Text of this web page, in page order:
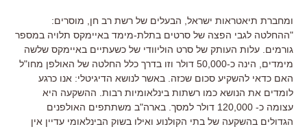
ומחברת תיאטראות ישראל, הבעלים של רשת רב חן, מוסרים:
"ההחלטה לגבי הפצה של סרטים בתלת-מימד באיימקס תלויה במספר
גורמים. עלות העותק של סרט הוליוודי של כשעתיים באיימקס שלשה
מימדים, הינה כ-50,000 דולר וזו בדרך כלל החלטה של האולפן מחו"ל
האם כדאי להשקיע סכום שכזה. באשר לנושא הדיגיטלי: אנו כרגע
לומדים את הנושא כמו רשתות בינלאומיות רבות. ההשקעה היא
עצומה כ- 120,000 דולר למסך. בארה"ב משתתפים האולפנים
הגדולים בהשקעה של בתי הקולנוע ואילו בשוק הבינלאומי עדיין אין